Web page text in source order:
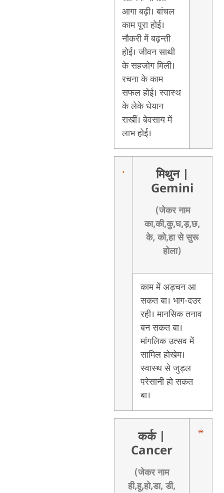
आगा बढ़ी। बांचल
काम पूरा होई।
नौकरी में बढ़न्ती
होई। जीवन साथी
के सहजोग मिली।
रचना के काम
सफल होई। स्वास्थ
के लेके धेयान
राखीं। बेवसाय में
लाभ होई।
मिथुन
Gemini
(जेकर नाम
का,की,कु,घ,ड़,छ,
के, को,हा से सुरू
होला)
काम में अड़चन आ
सकत बा। भाग-दउर
रही। मानसिक तनाव
बन सकत बा।
मांगलिक उत्सव में
सामिल होखेम।
स्वास्थ से जुड़ल
परेसानी हो सकत
बा।
कर्क
Cancer
(जेकर नाम
ही,हू,हो,डा, डी,